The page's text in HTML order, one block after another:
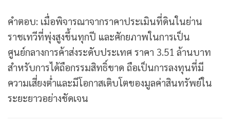
คำตอบ: เมื่อพิจารณาจากราคาประเมินที่ดินในย่าน
ราชเทวีที่พุ่งสูงขึ้นทุกปี และศักยภาพในการเป็น
ศูนย์กลางการค้าส่งระดับประเทศ ราคา 3.51 ล้านบาท
สำหรับการได้ถือกรรมสิทธิ์ขาด ถือเป็นการลงทุนที่มี
ความเสี่ยงต่ำและมีโอกาสเติบโตของมูลค่าสินทรัพย์ใน
ระยะยาวอย่างชัดเจน